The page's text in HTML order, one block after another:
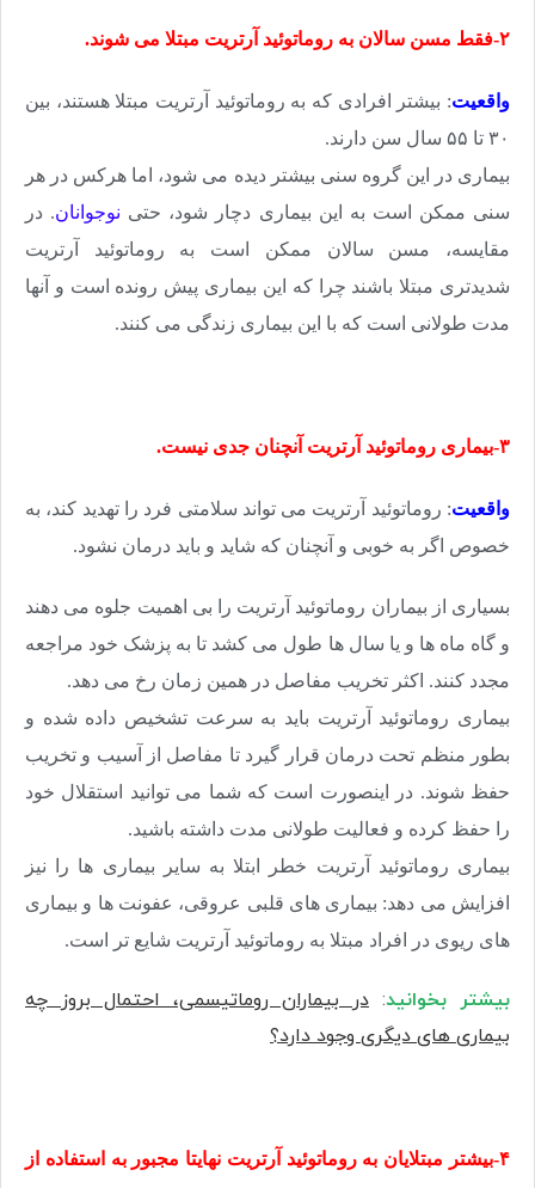
۲-فقط مسن سالان به روماتوئید آرتریت مبتلا می شوند.
واقعیت: بیشتر افرادی که به روماتوئید آرتریت مبتلا هستند، بین
۳۰ تا ۵۵ سال سن دارند.
بیماری در این گروه سنی بیشتر دیده می شود، اما هرکس در هر
سنی ممکن است به این بیماری دچار شود، حتی نوجوانان. در
مقایسه، مسن سالان ممکن است به روماتوئید آرتریت
شدیدتری مبتلا باشند چرا که این بیماری پیش رونده است و آنها
مدت طولانی است که با این بیماری زندگی می کنند.
۳-بیماری روماتوئید آرتریت آنچنان جدی نیست.
واقعیت: روماتوئید آرتریت می تواند سلامتی فرد را تهدید کند، به
خصوص اگر به خوبی و آنچنان که شاید و باید درمان نشود.
بسیاری از بیماران روماتوئید آرتریت را بی اهمیت جلوه می دهند
و گاه ماه ها و یا سال ها طول می کشد تا به پزشک خود مراجعه
مجدد کنند. اکثر تخریب مفاصل در همین زمان رخ می دهد.
بیماری روماتوئید آرتریت باید به سرعت تشخیص داده شده و
بطور منظم تحت درمان قرار گیرد تا مفاصل از آسیب و تخریب
حفظ شوند. در اینصورت است که شما می توانید استقلال خود
را حفظ کرده و فعالیت طولانی مدت داشته باشید.
بیماری روماتوئید آرتریت خطر ابتلا به سایر بیماری ها را نیز
افزایش می دهد: بیماری های قلبی عروقی، عفونت ها و بیماری
های ریوی در افراد مبتلا به روماتوئید آرتریت شایع تر است.
بیشتر بخوانید: در بیماران روماتیسمی، احتمال بروز چه
بیماری های دیگری وجود دارد؟
۴-بیشتر مبتلایان به روماتوئید آرتریت نهایتا مجبور به استفاده از